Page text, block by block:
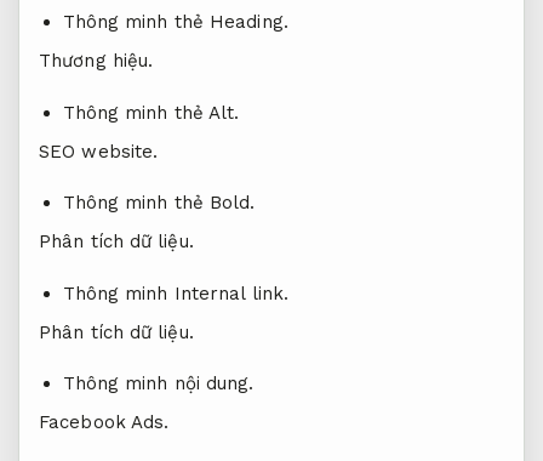
Thông minh thẻ Heading.
Thương hiệu.
Thông minh thẻ Alt.
SEO website.
Thông minh thẻ Bold.
Phân tích dữ liệu.
Thông minh Internal link.
Phân tích dữ liệu.
Thông minh nội dung.
Facebook Ads.